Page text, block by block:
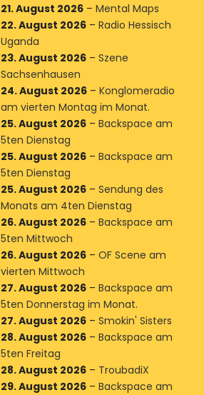
21. August 2026– Mental Maps
22. August 2026– Radio Hessisch
Uganda
23. August 2026– Szene
Sachsenhausen
24. August 2026– Konglomeradio
am vierten Montag im Monat.
25. August 2026– Backspace am
5ten Dienstag
25. August 2026– Backspace am
5ten Dienstag
25. August 2026– Sendung des
Monats am 4ten Dienstag
26. August 2026– Backspace am
5ten Mittwoch
26. August 2026– OF Scene am
vierten Mittwoch
27. August 2026– Backspace am
5ten Donnerstag im Monat.
27. August 2026– Smokin' Sisters
28. August 2026– Backspace am
5ten Freitag
28. August 2026– TroubadiX
29. August 2026– Backspace am